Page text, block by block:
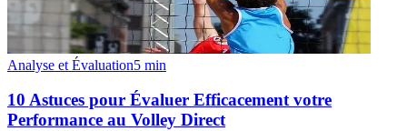
Analyse et Évaluation5 min
10 Astuces pour Évaluer Efficacement votre
Performance au Volley Direct